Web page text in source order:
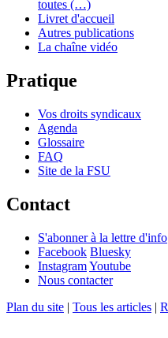
toutes (…)
Livret d'accueil
Autres publications
La chaîne vidéo
Pratique
Vos droits syndicaux
Agenda
Glossaire
FAQ
Site de la FSU
Contact
S'abonner à la lettre d'info
Facebook Bluesky
InstagramYoutube
Nous contacter
Plan du site | Tous les articles |